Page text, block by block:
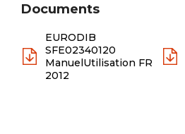
Documents
EURODIB
SFE02340120
ManuelUtilisation FR
2012